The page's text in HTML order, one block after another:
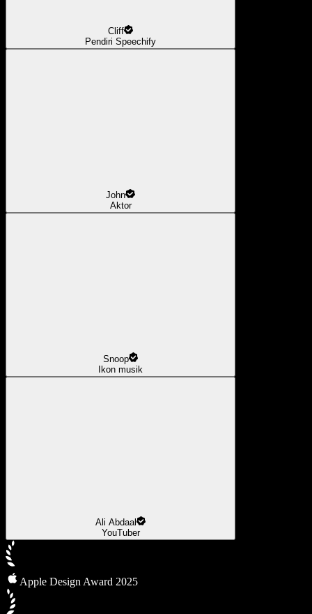
Cliff
Pendiri Speechify
John
Aktor
Snoop
Ikon musik
Ali Abdaal
YouTuber
Apple Design Award 2025